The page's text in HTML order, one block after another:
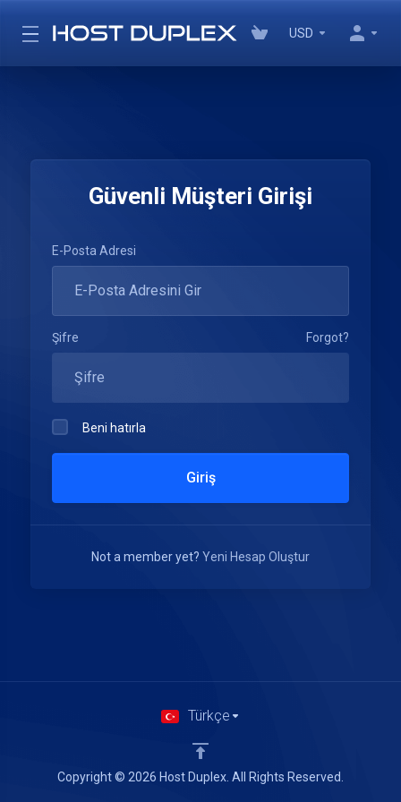
USD
Güvenli Müşteri Girişi
E-Posta Adresi
Şifre Forgot?
Beni hatırla
Giriş
Not a member yet? Yeni Hesap Oluştur
Copyright © 2026 Host Duplex. All Rights Reserved.
Türkçe